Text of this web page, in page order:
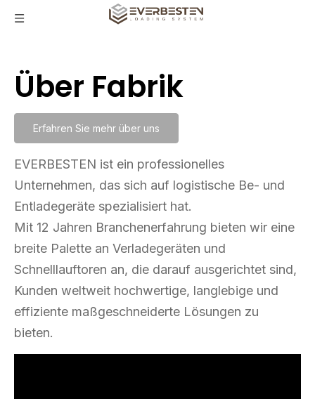
Über Fabrik
Erfahren Sie mehr über uns
EVERBESTEN ist ein professionelles
Unternehmen, das sich auf logistische Be- und
Entladegeräte spezialisiert hat.
Mit 12 Jahren Branchenerfahrung bieten wir eine
breite Palette an Verladegeräten und
Schnelllauftoren an, die darauf ausgerichtet sind,
Kunden weltweit hochwertige, langlebige und
effiziente maßgeschneiderte Lösungen zu
bieten.